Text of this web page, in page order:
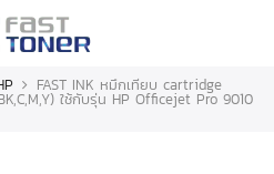
FAST INK หมึกเทียบ cartridge
ใช้กับรุ่น HP Officejet Pro 9010